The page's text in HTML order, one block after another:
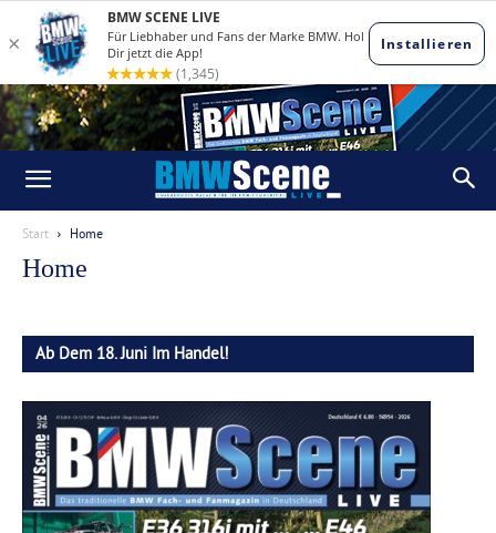
Start Home
Home
Ab Dem 18. Juni Im Handel!